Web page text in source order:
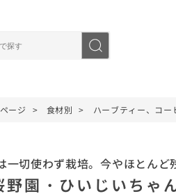
ージ 食材別 ハーブティー、コー
一切使わず栽培。今やほとん
野園・ひいじいち